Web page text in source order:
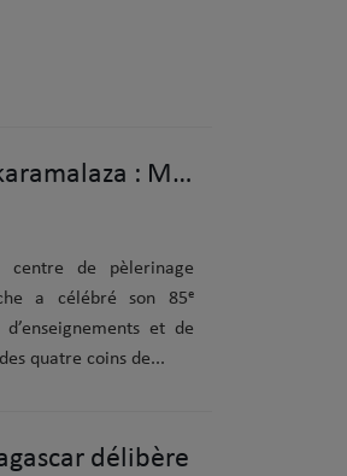
Jubilé des 85 Ans du Grand Toby d’Ankaramalaza : Message pour la Nation et les Enfants du Réveil
centre de pèlerinage
a célébré son 85ᵉ
et de
quatre coins de...
délibère